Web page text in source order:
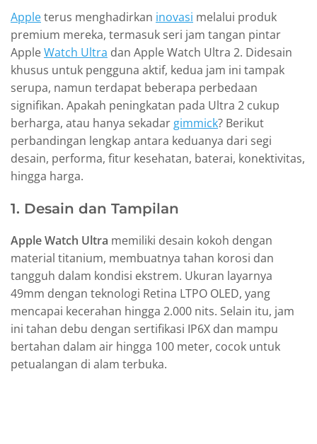
Appleterus menghadirkan inovasi melalui produk
premium mereka, termasuk seri jam tangan pintar
AppleWatch Ultra dan Apple Watch Ultra 2. Didesain
khusus untuk pengguna aktif, kedua jam ini tampak
serupa, namun terdapat beberapa perbedaan
signifikan. Apakah peningkatan pada Ultra 2 cukup
berharga, atau hanya sekadar gimmick? Berikut
perbandingan lengkap antara keduanya dari segi
desain, performa, fitur kesehatan, baterai, konektivitas,
hingga harga.
1. Desain dan Tampilan
Apple Watch Ultra memiliki desain kokoh dengan
material titanium, membuatnya tahan korosi dan
tangguh dalam kondisi ekstrem. Ukuran layarnya
49mm dengan teknologi Retina LTPO OLED, yang
mencapai kecerahan hingga 2.000 nits. Selain itu, jam
ini tahan debu dengan sertifikasi IP6X dan mampu
bertahan dalam air hingga 100 meter, cocok untuk
petualangan di alam terbuka.